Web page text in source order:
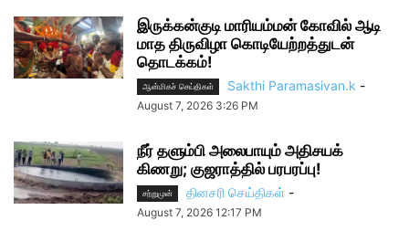
இருக்கன்குடி மாரியம்மன் கோவில் ஆடி
மாத திருவிழா கொடியேற்றத்துடன்
தொடக்கம்!
ஆன்மிகச் செய்திகள் Sakthi Paramasivan.k -
August 7, 2026 3:26 PM
நீர் தளும்பி அலைபாயும் அதிசயக்
கிணறு; குஜராத்தில் பரபரப்பு!
சற்றுமுன் தினசரி செய்திகள் -
August 7, 2026 12:17 PM